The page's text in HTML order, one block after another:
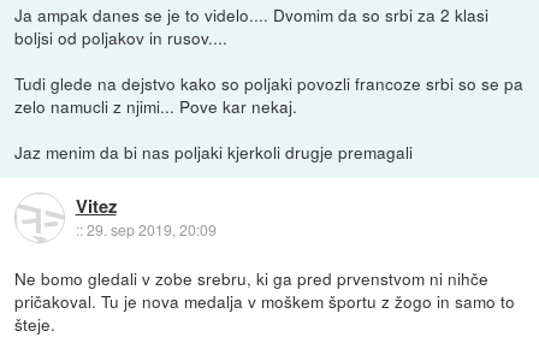
Ja ampak danes se je to videlo.... Dvomim da so srbi za 2 klasi
boljsi od poljakov in rusov....
Tudi glede na dejstvo kako so poljaki povozli francoze srbi so se pa
zelo namucli z njimi... Pove kar nekaj.
Jaz menim da bi nas poljaki kjerkoli drugje premagali
Vitez
::29. sep 2019, 20:09
Ne bomo gledali v zobe srebru, ki ga pred prvenstvom ni nihče
pričakoval. Tu je nova medalja v moškem športu z žogo in samo to
šteje.